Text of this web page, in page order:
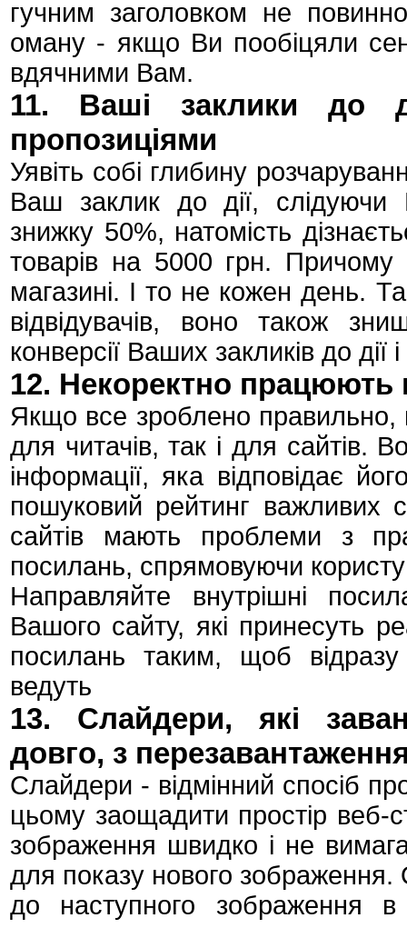
гучним заголовком не
оману - якщо Ви пообіцяли
вдячними Вам.
11. Ваші заклики до
пропозиціями
Уявіть собі глибину
Ваш заклик до дії, слідуючи
знижку 50%, натомість
товарів на 5000 грн.
магазині. І то не кожен день.
відвідувачів, воно також
конверсії Ваших закликів до дії
12. Некоректно працюють
Якщо все зроблено правильно,
для читачів, так і для сайтів.
інформації, яка відповідає
пошуковий рейтинг важливих
сайтів мають проблеми з
посилань, спрямовуючи
Направляйте внутрішні
Вашого сайту, які принесуть
посилань таким, щоб
ведуть
13. Слайдери, які
довго, з
Слайдери - відмінний спосіб
цьому заощадити простір веб-
зображення швидко і не
для показу нового зображення.
до наступного зображення в